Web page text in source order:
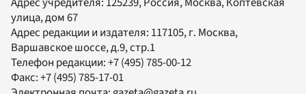
улица, дом 67
Адрес редакции и издателя: 117105, г. Москва,
Варшавское шоссе, д.9, стр.1
Телефон редакции:+7 (495) 785-00-12
Факс:+7 (495) 785-17-01